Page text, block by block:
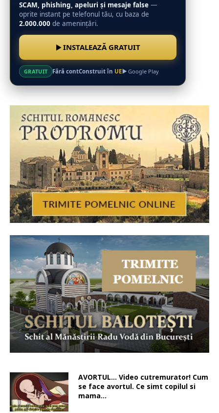
SCAM, phishing, apeluri și mesaje false —
oprite instant pe telefonul tău, cu baza de
2.000.000 de amenințări.
INSTALEAZĂ GRATUIT
GRATUIT Fără contConstruit în UE Google Play
AVORTUL… Video cutremurator! Cum
se face avortul. Ce simt copilul si
mama…